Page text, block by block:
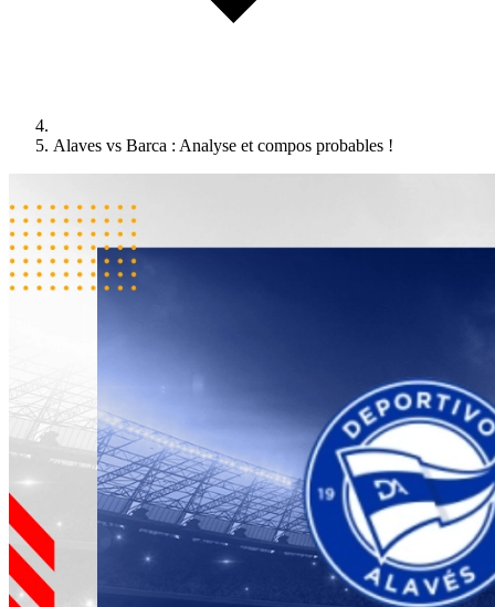
Alaves vs Barca : Analyse et compos probables !